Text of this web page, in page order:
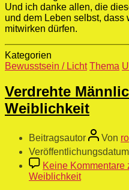
Und ich danke allen, die
und dem Leben selbst, dass
mitwirken dürfen.
Kategorien
Bewusstsein / Licht Thema
Verdrehte
Weiblichkeit
Beitragsautor Von
Veröffentlichungsdatum
Keine Kommentare
Weiblichkeit